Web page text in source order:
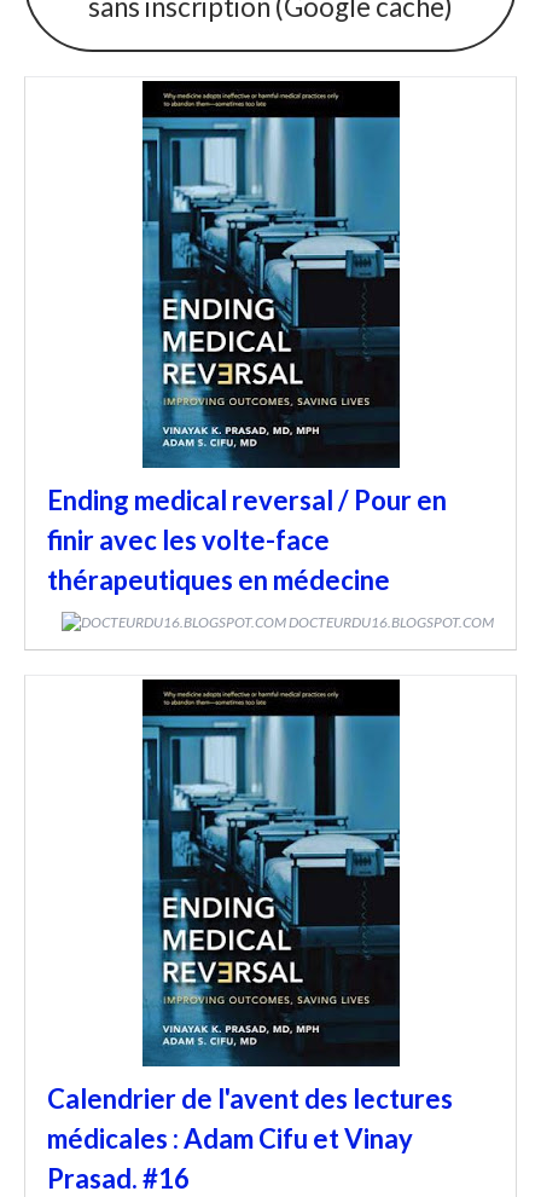
sans inscription (Google cache)
Ending medical reversal / Pour en
finir avec les volte-face
thérapeutiques en médecine
DOCTEURDU16.BLOGSPOT.COM
Calendrier de l'avent des lectures
médicales : Adam Cifu et Vinay
Prasad. #16